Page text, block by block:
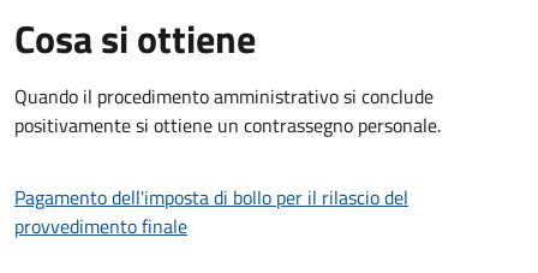
Cosa si ottiene
Quando il procedimento amministrativo si conclude
positivamente si ottiene un contrassegno personale.
Pagamento dell'imposta di bollo per il rilascio del
provvedimento finale